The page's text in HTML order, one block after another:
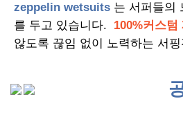
zeppelin wetsuits 는 서퍼들의
를 두고 있습니다. 100%커스텀
않도록 끊임 없이 노력하는 서